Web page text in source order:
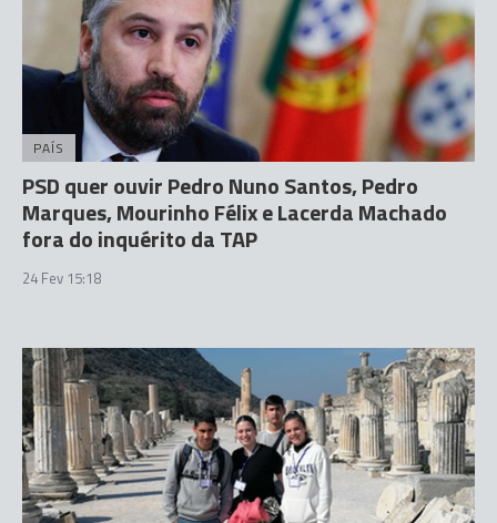
PAÍS
PSD quer ouvir Pedro Nuno Santos, Pedro
Marques, Mourinho Félix e Lacerda Machado
fora do inquérito da TAP
24 Fev 15:18